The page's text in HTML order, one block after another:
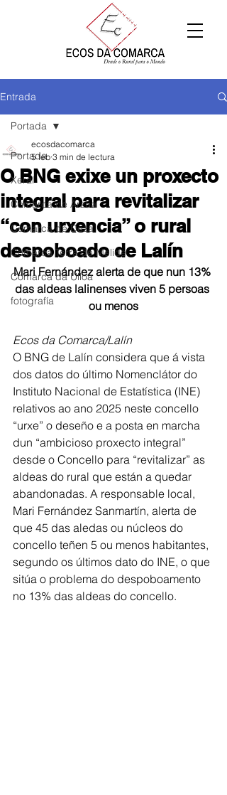
Entrada
Portada
Xeral
Comarca de Arzúa
Comarca de Deza
Comarca Terra de Melide
Comarca da Ulloa
fotografía
Portada
O BNG exixe un proxecto
integral para revitalizar
“con urxencia” o rural
despoboado de Lalín
ecosdacomarca
5 feb 3 min de lectura
Mari Fernández alerta de que nun 13%
das aldeas lalinenses viven 5 persoas
ou menos
Ecos da Comarca/Lalín
O BNG de Lalín considera que á vista
dos datos do último Nomenclátor do
Instituto Nacional de Estatística (INE)
relativos ao ano 2025 neste concello
“urxe” o deseño e a posta en marcha
dun “ambicioso proxecto integral”
desde o Concello para “revitalizar” as
aldeas do rural que están a quedar
abandonadas. A responsable local,
Mari Fernández Sanmartín, alerta de
que 45 das aledas ou núcleos do
concello teñen 5 ou menos habitantes,
segundo os últimos dato do INE, o que
sitúa o problema do despoboamento
no 13% das aldeas do concello.